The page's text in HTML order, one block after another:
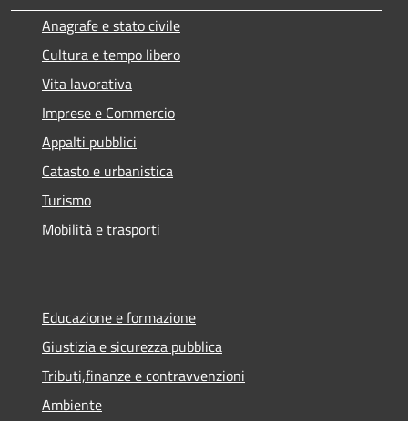
Anagrafe e stato civile
Cultura e tempo libero
Vita lavorativa
Imprese e Commercio
Appalti pubblici
Catasto e urbanistica
Turismo
Mobilità e trasporti
Educazione e formazione
Giustizia e sicurezza pubblica
Tributi,finanze e contravvenzioni
Ambiente